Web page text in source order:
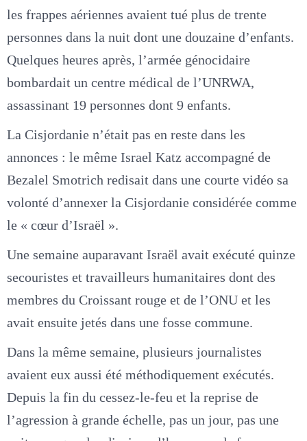
les frappes aériennes avaient tué plus de trente
personnes dans la nuit dont une douzaine d’enfants.
Quelques heures après, l’armée génocidaire
bombardait un centre médical de l’UNRWA,
assassinant 19 personnes dont 9 enfants.
La Cisjordanie n’était pas en reste dans les
annonces : le même Israel Katz accompagné de
Bezalel Smotrich redisait dans une courte vidéo sa
volonté d’annexer la Cisjordanie considérée comme
le « cœur d’Israël ».
Une semaine auparavant Israël avait exécuté quinze
secouristes et travailleurs humanitaires dont des
membres du Croissant rouge et de l’ONU et les
avait ensuite jetés dans une fosse commune.
Dans la même semaine, plusieurs journalistes
avaient eux aussi été méthodiquement exécutés.
Depuis la fin du cessez-le-feu et la reprise de
l’agression à grande échelle, pas un jour, pas une